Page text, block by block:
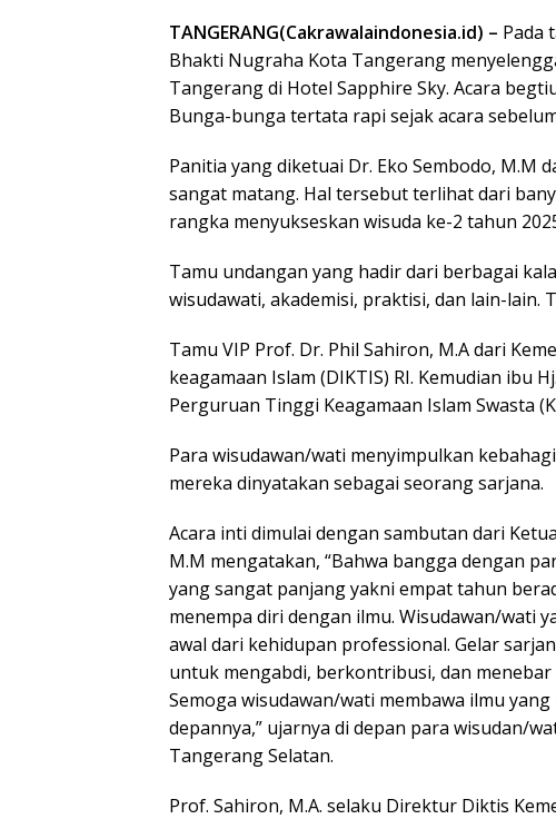
TANGERANG(Cakrawalaindonesia.id) – Pada
Bhakti Nugraha Kota Tangerang
Tangerang di Hotel Sapphire Sky. Acara
Bunga-bunga tertata rapi sejak acara
Panitia yang diketuai Dr. Eko Sembodo, M.M
sangat matang. Hal tersebut terlihat dari
rangka menyukseskan wisuda ke-2 tahun
Tamu undangan yang hadir dari berbagai
wisudawati, akademisi, praktisi, dan lain-lain.
Tamu VIP Prof. Dr. Phil Sahiron, M.A dari
keagamaan Islam (DIKTIS) RI. Kemudian ibu
Perguruan Tinggi Keagamaan Islam Swasta
Para wisudawan/wati menyimpulkan
mereka dinyatakan sebagai seorang sarjana.
Acara inti dimulai dengan sambutan dari
M.M mengatakan, “Bahwa bangga dengan
yang sangat panjang yakni empat tahun
menempa diri dengan ilmu. Wisudawan/wati
awal dari kehidupan professional. Gelar
untuk mengabdi, berkontribusi, dan
Semoga wisudawan/wati membawa ilmu
depannya,” ujarnya di depan para wisudan/
Tangerang Selatan.
Prof. Sahiron, M.A. selaku Direktur Diktis